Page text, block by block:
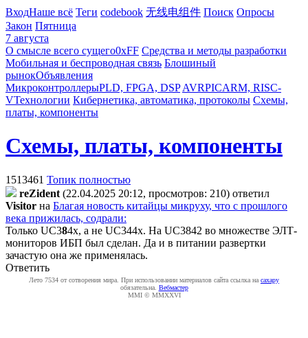
ВходНаше всё Теги codebook 无线电组件 Поиск Опросы
Закон Пятница
7 августа
О смысле всего сущего0xFF Средства и методы разработки
Мобильная и беспроводная связь Блошиный
рынокОбъявления
МикроконтроллерыPLD, FPGA, DSP AVRPICARM, RISC-
VТехнологии Кибернетика, автоматика, протоколы Схемы,
платы, компоненты
Схемы, платы, компоненты
1513461 Топик полностью
reZident (22.04.2025 20:12, просмотров: 210) ответил
Visitor на Благая новость китайцы микруху, что с прошлого
века прижилась, содрали:
Только UC384x, а не UC344x. На UC3842 во множестве ЭЛТ-
мониторов ИБП был сделан. Да и в питании развертки
зачастую она же применялась.
Ответить
Лето 7534 от сотворения мира. При использовании материалов сайта ссылка на caxapу
обязательна. Вебмастер
MMI © MMXXVI